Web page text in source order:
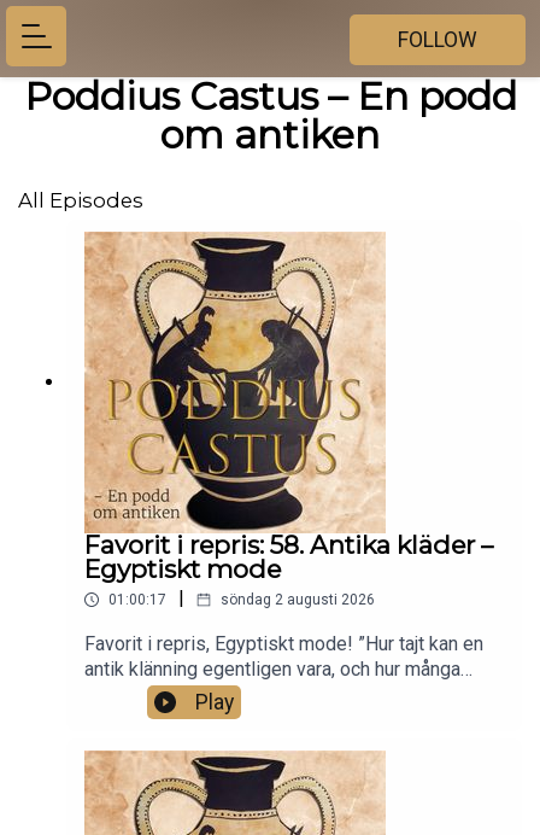
FOLLOW
Poddius Castus – En podd
om antiken
All Episodes
Favorit i repris: 58. Antika kläder –
Egyptiskt mode
01:00:17 söndag 2 augusti 2026
Favorit i repris, Egyptiskt mode! ”Hur tajt kan en
antik klänning egentligen vara, och hur många
kalsonger behöver men få med sig till dödsriket?
Det ska vi svara på i det här avsnittet! Från
ikonografi till arkeologiska fynd, förbi
blomsterkragar, handskar och peruker – hör mer
om hur folk klädde sig i det faraoniska Egypten.
Det här är tredje avsnittet om antika kläder.”
Play